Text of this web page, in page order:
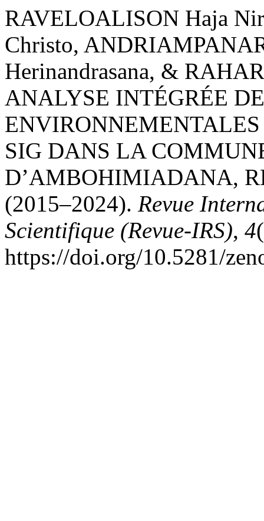
RAVELOALISON Haja
Christo,
Herinandrasana, &
ANALYSE INTÉGRÉE
SIG DANS LA
D’AMBOHIMIADANA,
(2015–2024). Revue
Scientifique (Revue-IRS), 4
https://doi.org/10.5281/